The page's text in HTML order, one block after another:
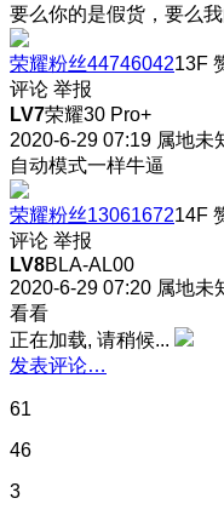
要么你的是假货，要么
荣耀粉丝4474604213F
评论 举报
LV7荣耀30 Pro+
2020-6-29 07:19 属地未
自动模式一样牛逼
荣耀粉丝1306167214F
评论 举报
LV8BLA-AL00
2020-6-29 07:20 属地未
看看
正在加载, 请稍候...
发表评论…
61
46
3